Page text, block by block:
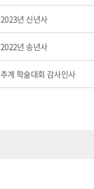
2023년 신년사
2022년 송년사
추계 학술대회 감사인사